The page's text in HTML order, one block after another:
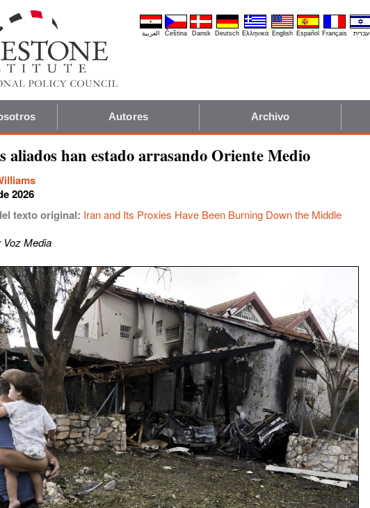
العربية Čeština Dansk Deutsch Ελληνικά English Español Français עברית
Autores Archivo
aliados han estado arrasando Oriente Medio
2026
texto original: Iran and Its Proxies Have Been Burning Down the Middle
Voz Media